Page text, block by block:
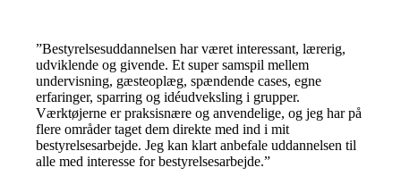
”Bestyrelsesuddannelsen har været interessant, lærerig,
udviklende og givende. Et super samspil mellem
undervisning, gæsteoplæg, spændende cases, egne
erfaringer, sparring og idéudveksling i grupper.
Værktøjerne er praksisnære og anvendelige, og jeg har på
flere områder taget dem direkte med ind i mit
bestyrelsesarbejde. Jeg kan klart anbefale uddannelsen til
alle med interesse for bestyrelsesarbejde.”